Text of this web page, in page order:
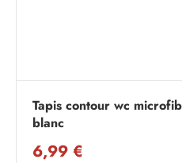
Tapis contour wc
blanc
6,99 €